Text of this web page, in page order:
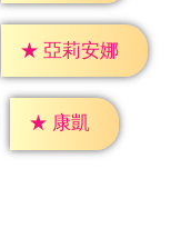
★ 亞莉安娜
★ 康凱